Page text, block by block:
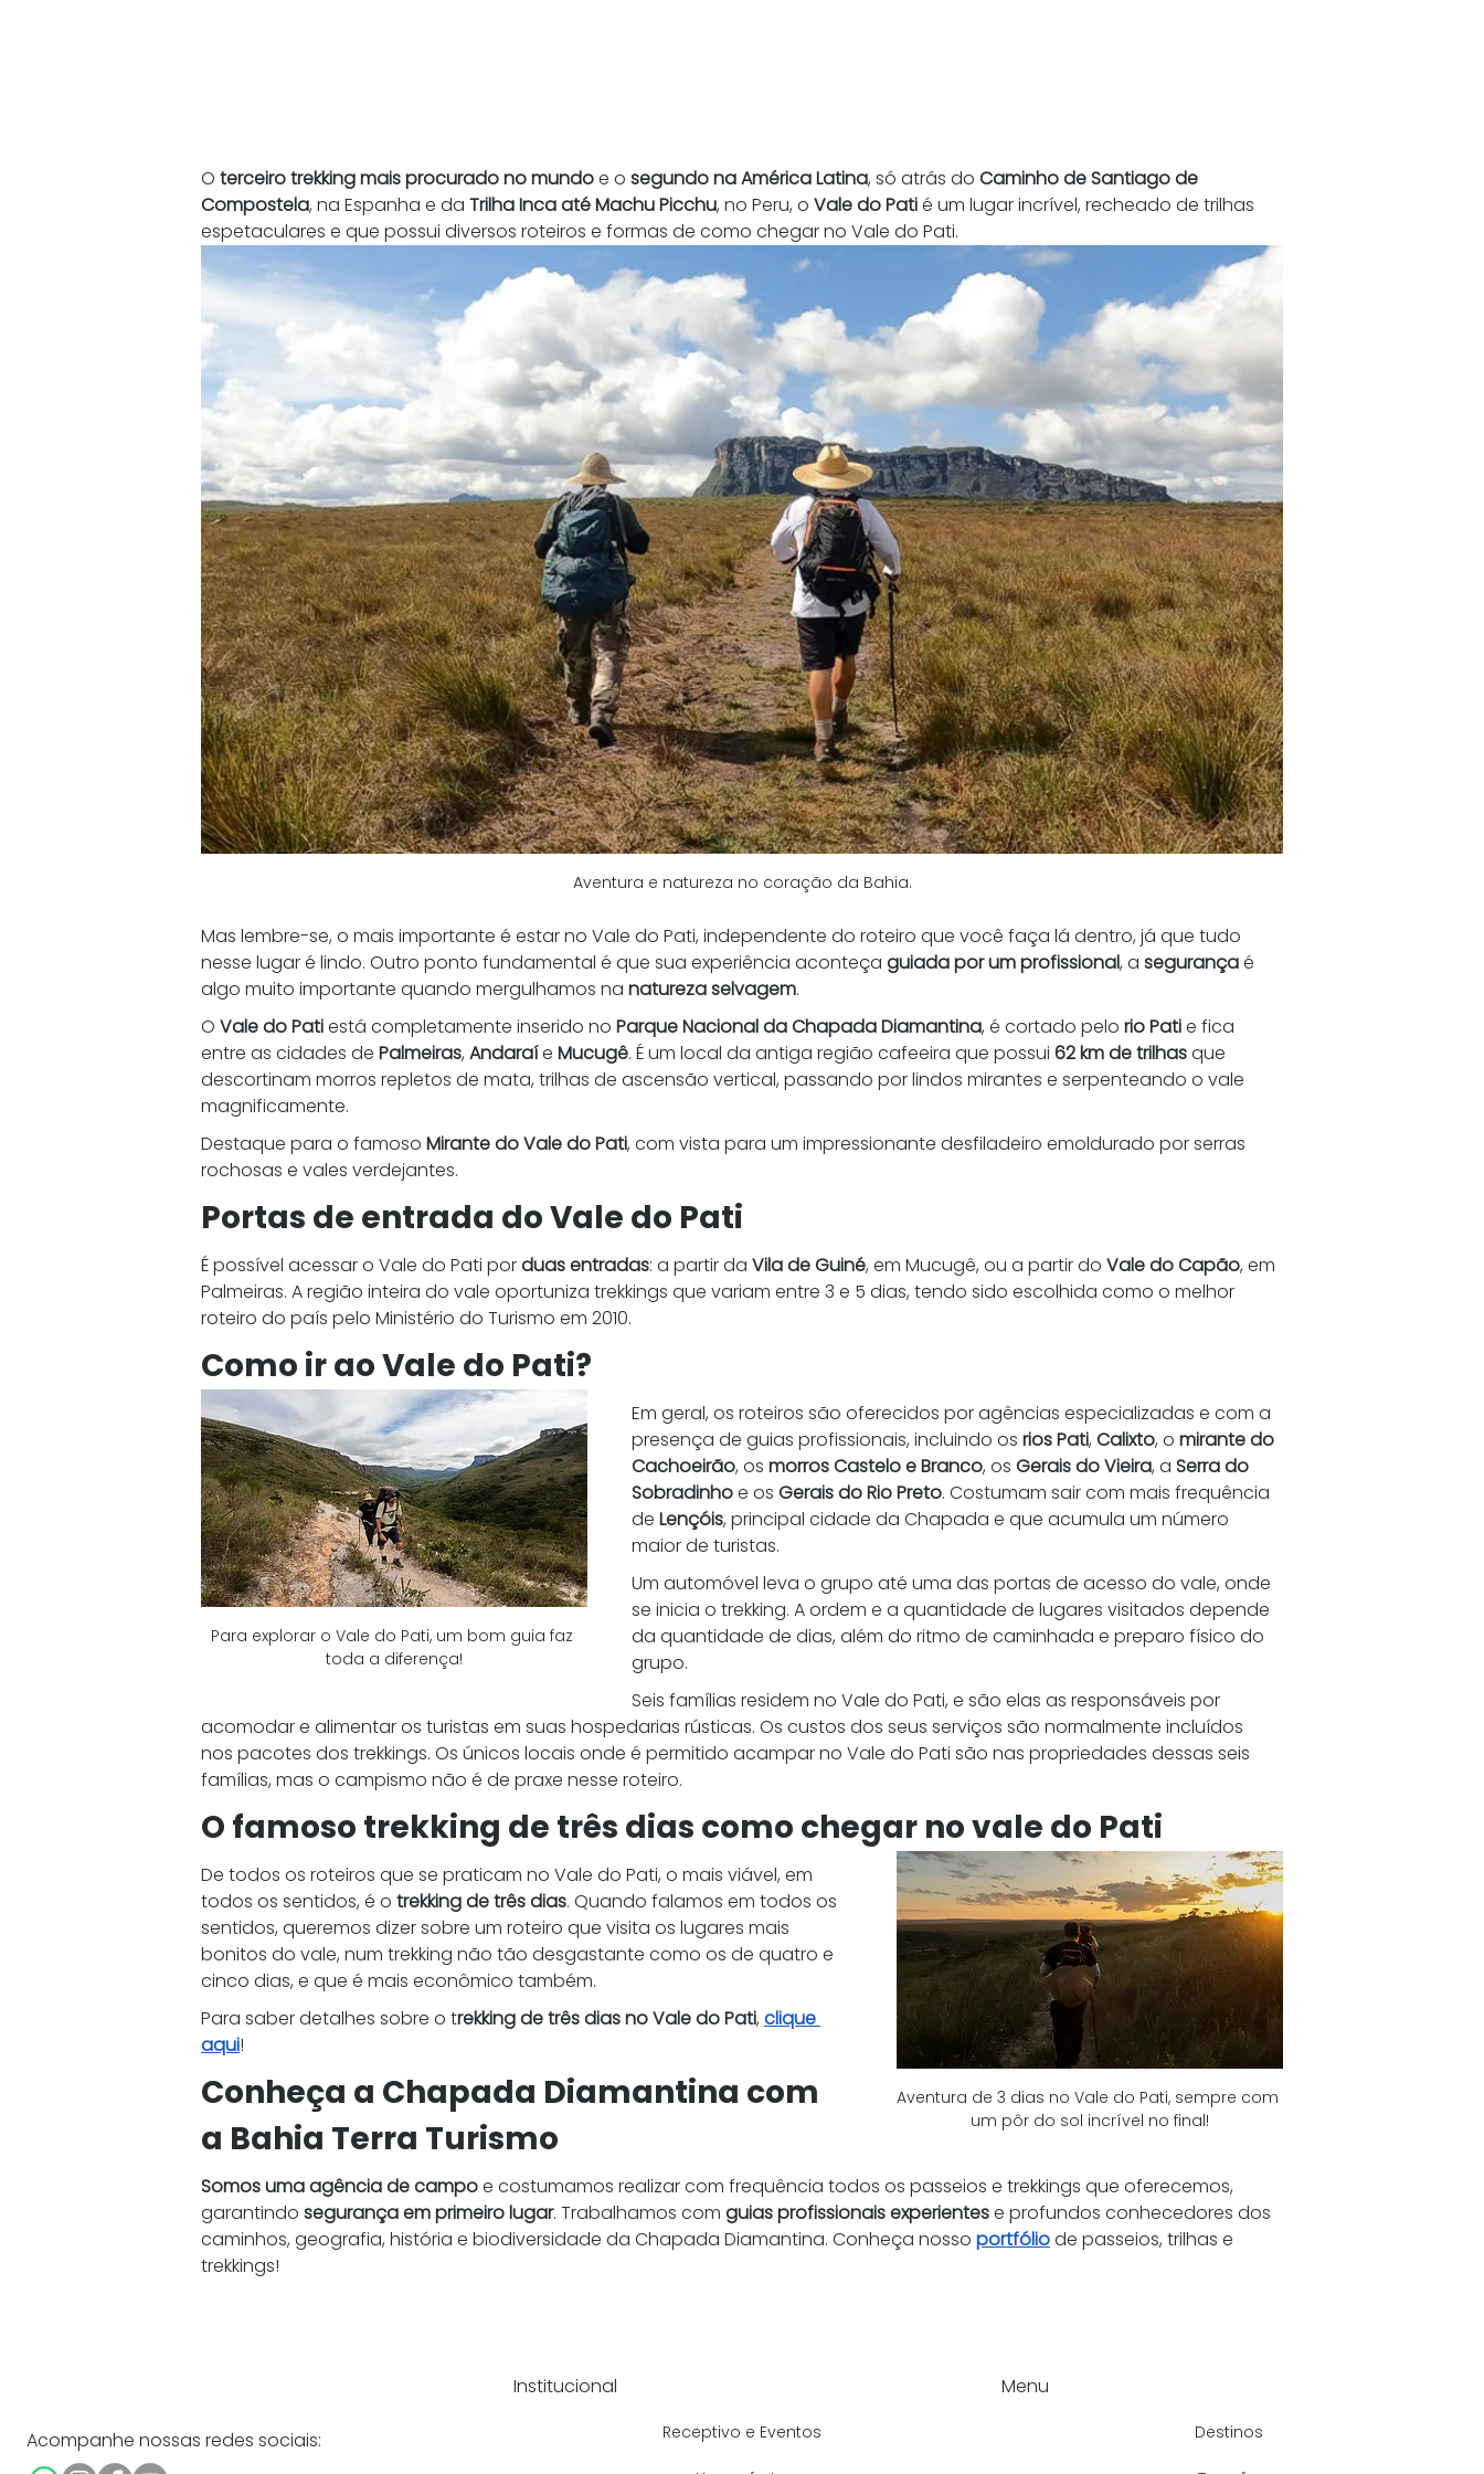
O terceiro trekking mais procurado no mundo e o segundo na América Latina, só atrás do Caminho de Santiago de
Compostela, na Espanha e da Trilha Inca até Machu Picchu, no Peru, o Vale do Pati é um lugar incrível, recheado de trilhas
espetaculares e que possui diversos roteiros e formas de como chegar no Vale do Pati.
Aventura e natureza no coração da Bahia.
Mas lembre-se, o mais importante é estar no Vale do Pati, independente do roteiro que você faça lá dentro, já que tudo
nesse lugar é lindo. Outro ponto fundamental é que sua experiência aconteça guiada por um profissional, a segurança é
algo muito importante quando mergulhamos na natureza selvagem.
O Vale do Pati está completamente inserido no Parque Nacional da Chapada Diamantina, é cortado pelo rio Pati e fica
entre as cidades de Palmeiras, Andaraí e Mucugê. É um local da antiga região cafeeira que possui 62 km de trilhas que
descortinam morros repletos de mata, trilhas de ascensão vertical, passando por lindos mirantes e serpenteando o vale
magnificamente.
Destaque para o famoso Mirante do Vale do Pati, com vista para um impressionante desfiladeiro emoldurado por serras
rochosas e vales verdejantes.
Portas de entrada do Vale do Pati
É possível acessar o Vale do Pati por duas entradas: a partir da Vila de Guiné, em Mucugê, ou a partir do Vale do Capão, em
Palmeiras. A região inteira do vale oportuniza trekkings que variam entre 3 e 5 dias, tendo sido escolhida como o melhor
roteiro do país pelo Ministério do Turismo em 2010.
Como ir ao Vale do Pati?
Para explorar o Vale do Pati, um bom guia faz
toda a diferença!
Em geral, os roteiros são oferecidos por agências especializadas e com a
presença de guias profissionais, incluindo os rios Pati, Calixto, o mirante do
Cachoeirão, os morros Castelo e Branco, os Gerais do Vieira, a Serra do
Sobradinho e os Gerais do Rio Preto. Costumam sair com mais frequência
de Lençóis, principal cidade da Chapada e que acumula um número
maior de turistas.
Um automóvel leva o grupo até uma das portas de acesso do vale, onde
se inicia o trekking. A ordem e a quantidade de lugares visitados depende
da quantidade de dias, além do ritmo de caminhada e preparo físico do
grupo.
Seis famílias residem no Vale do Pati, e são elas as responsáveis por
acomodar e alimentar os turistas em suas hospedarias rústicas. Os custos dos seus serviços são normalmente incluídos
nos pacotes dos trekkings. Os únicos locais onde é permitido acampar no Vale do Pati são nas propriedades dessas seis
famílias, mas o campismo não é de praxe nesse roteiro.
O famoso trekking de três dias como chegar no vale do Pati
Aventura de 3 dias no Vale do Pati, sempre com
um pôr do sol incrível no final!
De todos os roteiros que se praticam no Vale do Pati, o mais viável, em
todos os sentidos, é o trekking de três dias. Quando falamos em todos os
sentidos, queremos dizer sobre um roteiro que visita os lugares mais
bonitos do vale, num trekking não tão desgastante como os de quatro e
cinco dias, e que é mais econômico também.
Para saber detalhes sobre o trekking de três dias no Vale do Pati, clique
aqui!
Conheça a Chapada Diamantina com
a Bahia Terra Turismo
Somos uma agência de campo e costumamos realizar com frequência todos os passeios e trekkings que oferecemos,
garantindo segurança em primeiro lugar. Trabalhamos com guias profissionais experientes e profundos conhecedores dos
caminhos, geografia, história e biodiversidade da Chapada Diamantina. Conheça nosso portfólio de passeios, trilhas e
trekkings!
Acompanhe nossas redes sociais:
Institucional
Receptivo e Eventos
Menu
Destinos